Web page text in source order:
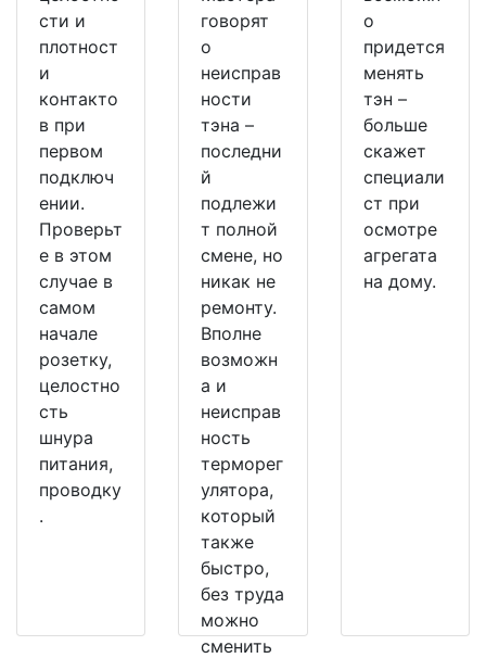
сти и
плотност
и
контакто
в при
первом
подключ
ении.
Проверьт
е в этом
случае в
самом
начале
розетку,
целостно
сть
шнура
питания,
проводку
.
говорят
о
неисправ
ности
тэна –
последни
й
подлежи
т полной
смене, но
никак не
ремонту.
Вполне
возможн
а и
неисправ
ность
терморег
улятора,
который
также
быстро,
без труда
можно
сменить
о
придется
менять
тэн –
больше
скажет
специали
ст при
осмотре
агрегата
на дому.